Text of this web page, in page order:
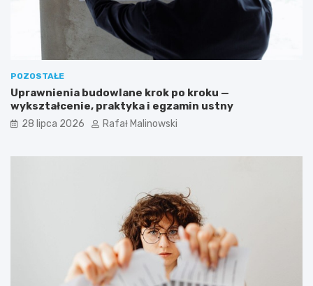
POZOSTAŁE
Uprawnienia budowlane krok po kroku —
wykształcenie, praktyka i egzamin ustny
28 lipca 2026 Rafał Malinowski